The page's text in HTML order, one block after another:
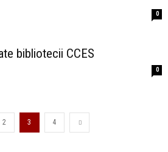
0
bibliotecii CCES
0
2 3 4